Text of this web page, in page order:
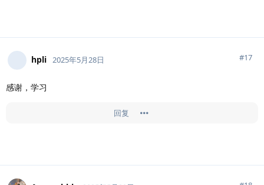
hpli 2025年5月28日 #17
感谢，学习
回复